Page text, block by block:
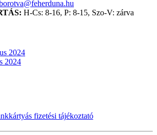
H-Cs: 8-16, P: 8-15, Szo-V: zárva
2024
2024
fizetési tájékoztató